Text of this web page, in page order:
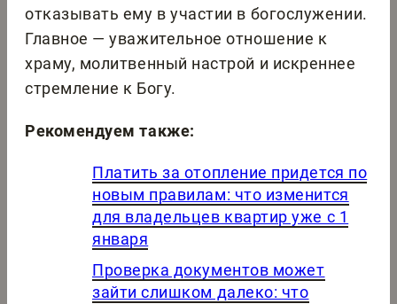
отказывать ему в участии в богослужении.
Главное — уважительное отношение к
храму, молитвенный настрой и искреннее
стремление к Богу.
Рекомендуем также:
Платить за отопление придется по
новым правилам: что изменится
для владельцев квартир уже с 1
января
Проверка документов может
зайти слишком далеко: что